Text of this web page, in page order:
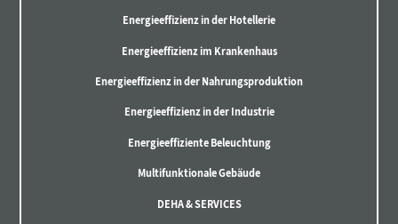
Energieeffizienz in der Hotellerie
Energieeffizienz im Krankenhaus
Energieeffizienz in der Nahrungsproduktion
Energieeffizienz in der Industrie
Energieeffiziente Beleuchtung
Multifunktionale Gebäude
DEHA & SERVICES